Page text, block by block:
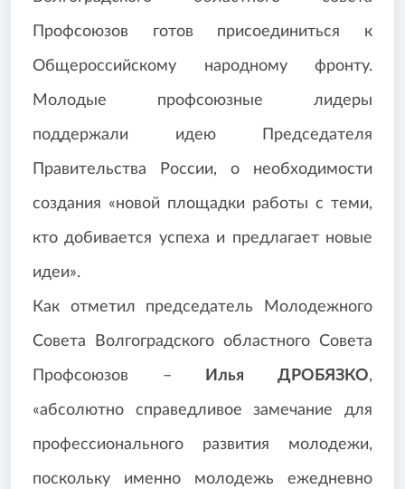
Профсоюзов готов присоединиться к
Общероссийскому народному фронту.
Молодые профсоюзные лидеры
поддержали идею Председателя
Правительства России, о необходимости
создания «новой площадки работы с теми,
кто добивается успеха и предлагает новые
идеи».
Как отметил председатель Молодежного
Совета Волгоградского областного Совета
Профсоюзов – Илья ДРОБЯЗКО,
«абсолютно справедливое замечание для
профессионального развития молодежи,
поскольку именно молодежь ежедневно